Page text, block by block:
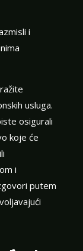
i
usluga.
osigurali
koje će
i
putem